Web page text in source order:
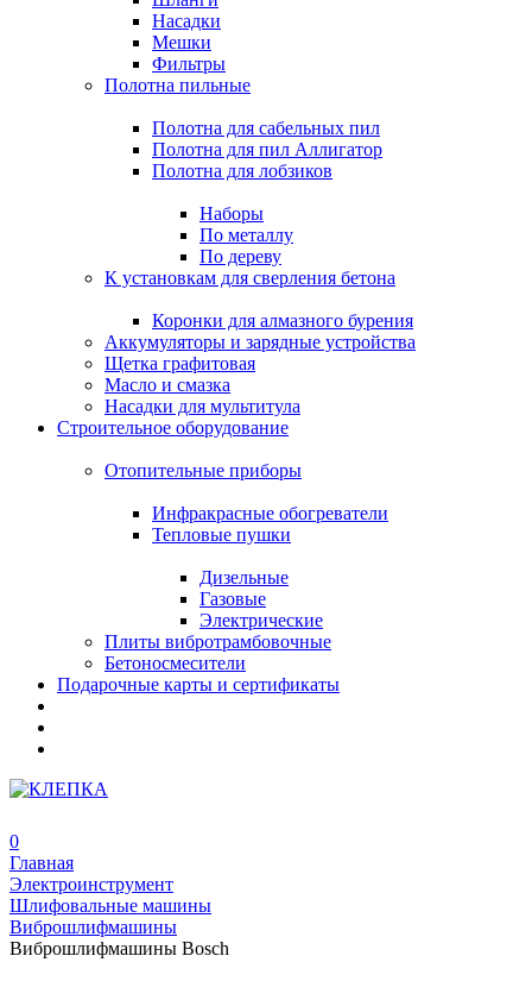
Насадки
Мешки
Фильтры
Полотна пильные
Полотна для сабельных пил
Полотна для пил Аллигатор
Полотна для лобзиков
Наборы
По металлу
По дереву
К установкам для сверления бетона
Коронки для алмазного бурения
Аккумуляторы и зарядные устройства
Щетка графитовая
Масло и смазка
Насадки для мультитула
Строительное оборудование
Отопительные приборы
Инфракрасные обогреватели
Тепловые пушки
Дизельные
Газовые
Электрические
Плиты вибротрамбовочные
Бетоносмесители
Подарочные карты и сертификаты
0
Главная
Электроинструмент
Шлифовальные машины
Виброшлифмашины
Виброшлифмашины Bosch